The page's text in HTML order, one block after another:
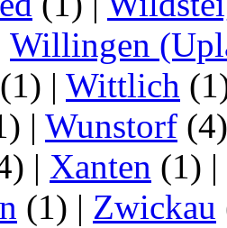
Willingen
(1) | Wittlich
| Wunstorf
| Xanten (1) |
(1) | Zwickau